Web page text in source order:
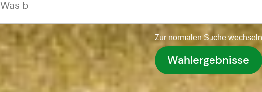
Zur normalen Suche wechseln
Wahlergebnisse